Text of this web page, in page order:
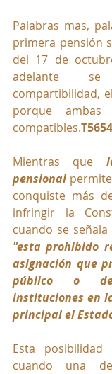
Palabras mas,
primera pensión
del 17 de
adelante
compartibilidad,
porque ambas
compatibles.
Mientras que
pensional
conquiste más
infringir la
"esta prohibido
asignación que
público o
instituciones en
principal el
Esta
cuando una